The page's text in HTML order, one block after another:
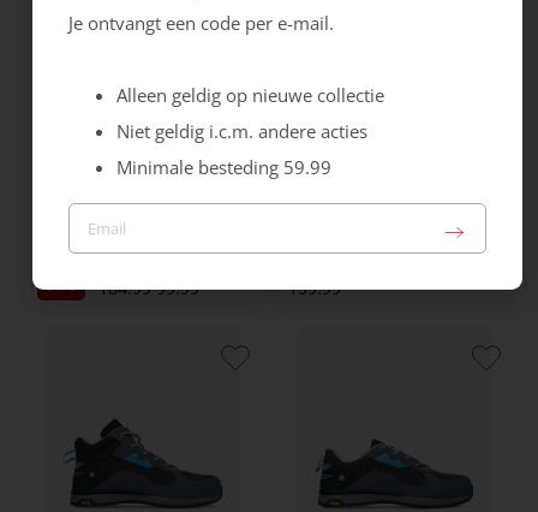
Helix
Longreach S3
Sale 184.99 99.99
Mammoet
159.99
Je ontvangt een code per e-mail.
Alleen geldig op nieuwe collectie
Niet geldig i.c.m. andere acties
Minimale besteding 59.99